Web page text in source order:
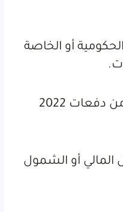
أو الخاصة
الخريجين الجدد (من دفعات 2022
المالي أو الشمول